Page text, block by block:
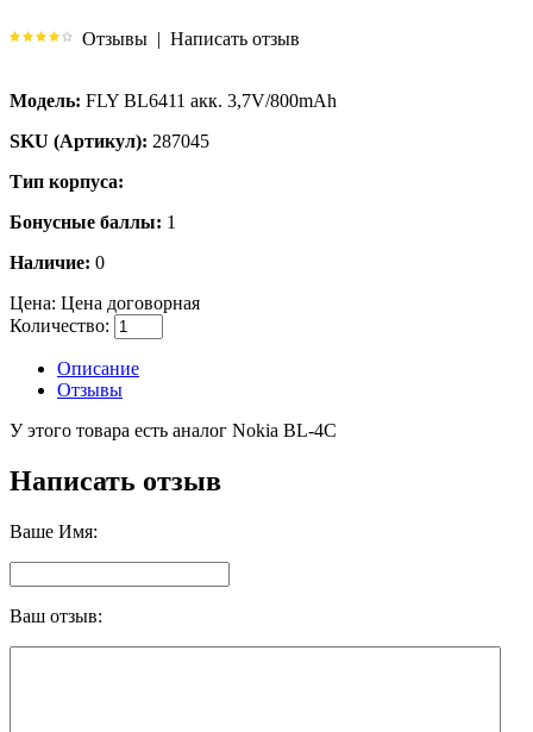
Отзывы | Написать отзыв
Модель: FLY BL6411 акк. 3,7V/800mAh
SKU (Артикул): 287045
Тип корпуса:
Бонусные баллы: 1
Наличие: 0
Цена: Цена договорная
Количество:
Описание
Отзывы
У этого товара есть аналог Nokia BL-4C
Написать отзыв
Ваше Имя:
Ваш отзыв: